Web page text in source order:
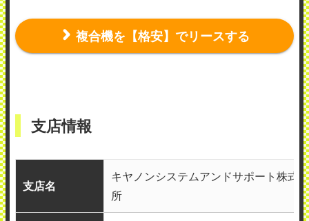
複合機を【格安】でリースする
支店情報
支店名
キヤノンシステムアンドサポート株式
所